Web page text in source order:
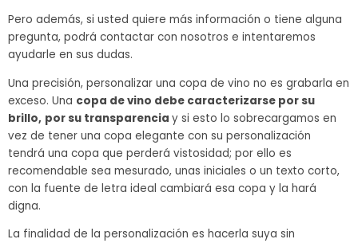
Pero además, si usted quiere más información o tiene alguna
pregunta, podrá contactar con nosotros e intentaremos
ayudarle en sus dudas.
Una precisión, personalizar una copa de vino no es grabarla en
exceso. Una copa de vino debe caracterizarse por su
brillo, por su transparencia y si esto lo sobrecargamos en
vez de tener una copa elegante con su personalización
tendrá una copa que perderá vistosidad; por ello es
recomendable sea mesurado, unas iniciales o un texto corto,
con la fuente de letra ideal cambiará esa copa y la hará
digna.
La finalidad de la personalización es hacerla suya sin